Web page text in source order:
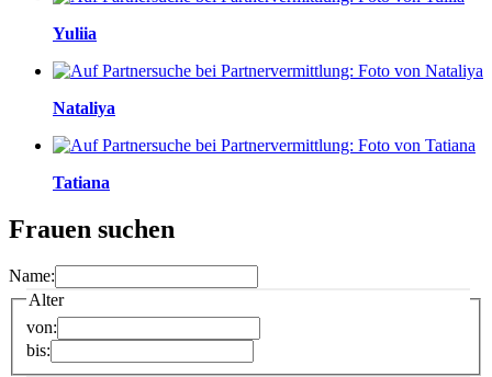
Yuliia
Nataliya
Tatiana
Frauen suchen
Name:
Alter
von:
bis: